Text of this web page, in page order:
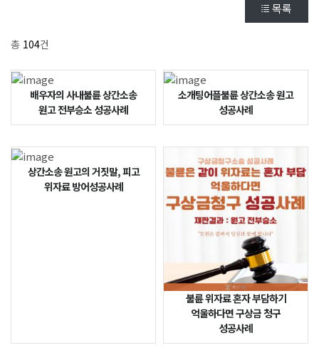
목록
총 104건
배우자의 사내불륜 상간소송
원고 전부승소 성공사례
소개팅어플불륜 상간소송 원고
성공사례
상간소송 원고의 거짓말, 피고
위자료 방어성공사례
불륜 위자료 혼자 부담하기
억울하다면 구상금 청구
성공사례